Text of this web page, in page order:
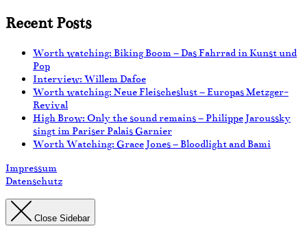
Recent Posts
Worth watching: Biking Boom – Das Fahrrad in Kunst und
Pop
Interview: Willem Dafoe
Worth watching: Neue Fleischeslust – Europas Metzger-
Revival
High Brow: Only the sound remains – Philippe Jaroussky
singt im Pariser Palais Garnier
Worth Watching: Grace Jones – Bloodlight and Bami
Impressum
Datenschutz
Close Sidebar